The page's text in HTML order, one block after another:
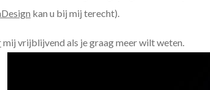
kan u bij mij terecht).
mij vrijblijvend als je graag meer wilt weten.